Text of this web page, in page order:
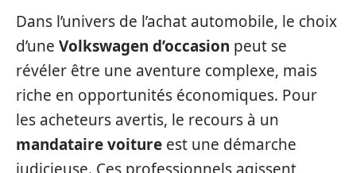
Dans l’univers de l’achat automobile, le choix
d’une Volkswagen d’occasion peut se
révéler être une aventure complexe, mais
riche en opportunités économiques. Pour
les acheteurs avertis, le recours à un
mandataire voiture est une démarche